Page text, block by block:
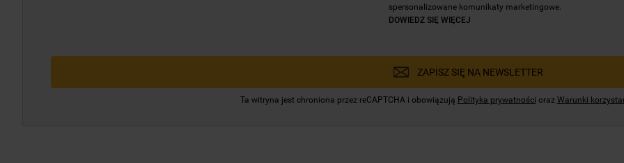
spersonalizowane komunikaty marketingowe.
DOWIEDZ SIĘ WIĘCEJ
ZAPISZ SIĘ NA NEWSLETTER
Ta witryna jest chroniona przez reCAPTCHA i obowiązują Polityka prywatności oraz Warunki